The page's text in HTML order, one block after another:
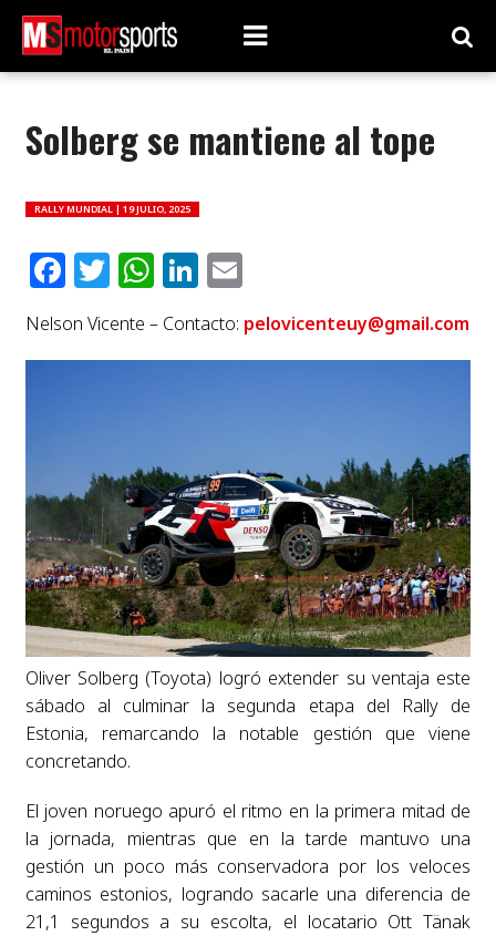
Solberg se mantiene al tope
RALLY MUNDIAL | 19 JULIO, 2025
Facebook
Twitter
WhatsApp
LinkedIn
Email
Nelson Vicente – Contacto: pelovicenteuy@gmail.com
Oliver Solberg (Toyota) logró extender su ventaja este
sábado al culminar la segunda etapa del Rally de
Estonia, remarcando la notable gestión que viene
concretando.
El joven noruego apuró el ritmo en la primera mitad de
la jornada, mientras que en la tarde mantuvo una
gestión un poco más conservadora por los veloces
caminos estonios, logrando sacarle una diferencia de
21,1 segundos a su escolta, el locatario Ott Tänak